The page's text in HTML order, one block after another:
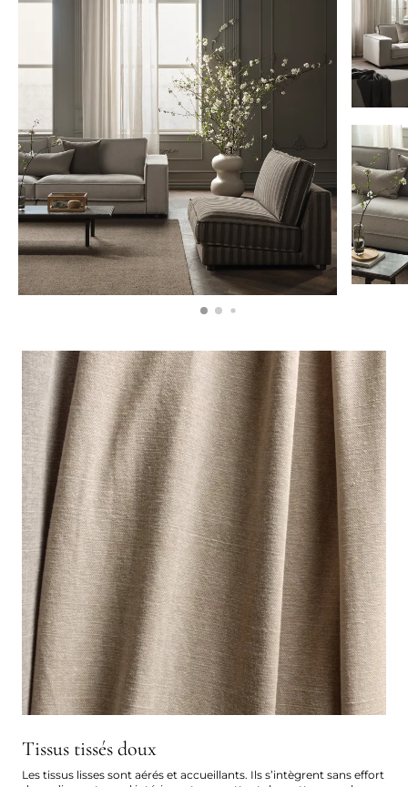
Tissus tissés doux
Les tissus lisses sont aérés et accueillants. Ils s’intègrent sans effort